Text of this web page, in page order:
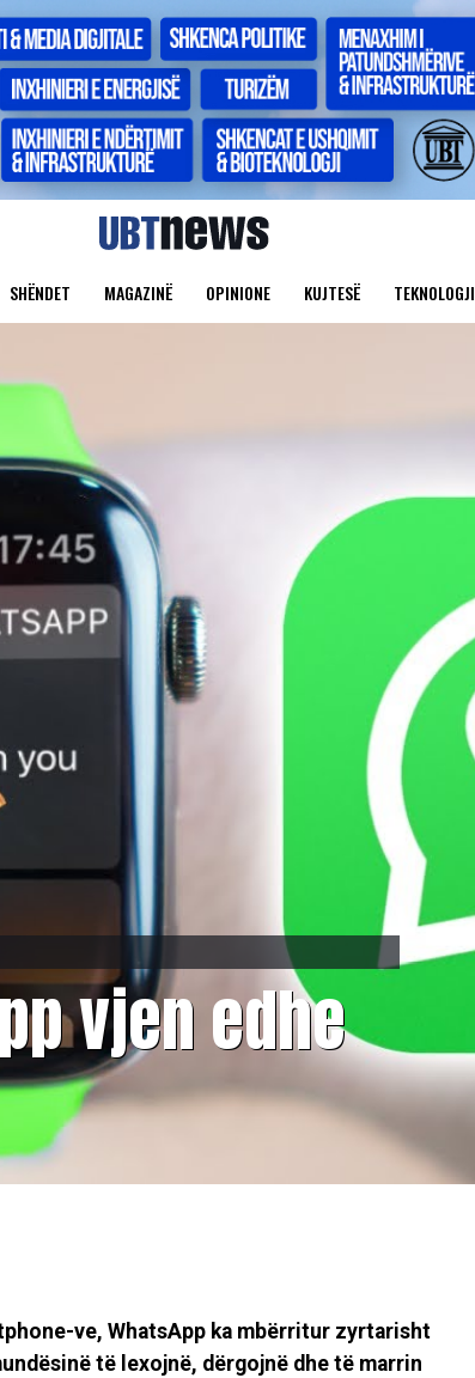
SHËNDET MAGAZINË OPINIONE KUJTESË TEKNOLOGJI
vjen edhe
ve, WhatsApp ka mbërritur zyrtarisht
të lexojnë, dërgojnë dhe të marrin